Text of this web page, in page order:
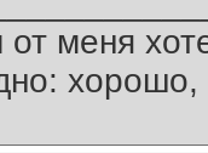
от меня